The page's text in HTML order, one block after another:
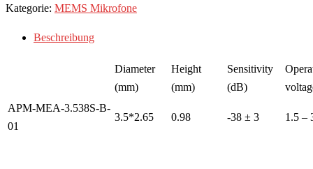
Kategorie: MEMS Mikrofone
Beschreibung
Diameter
(mm)
Height
(mm)
Sensitivity
(dB)
APM-MEA-3.538S-B-
01
3.5*2.65 0.98 -38 ± 3 1.5 –